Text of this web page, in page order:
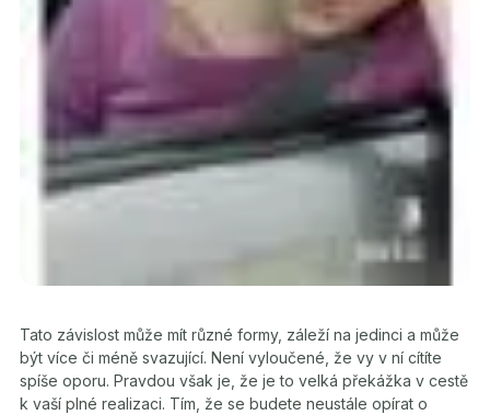
Tato závislost může mít různé formy, záleží na jedinci a může
být více či méně svazující. Není vyloučené, že vy v ní cítíte
spíše oporu. Pravdou však je, že je to velká překážka v cestě
k vaší plné realizaci. Tím, že se budete neustále opírat o